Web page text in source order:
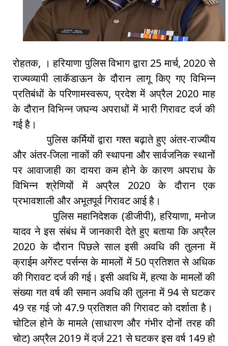
रोहतक, । हरियाणा पुलिस विभाग द्वारा 25 मार्च, 2020 से
राज्यव्यापी लाकॅडाऊन के दौरान लागू किए गए विभिन्न
प्रतिबंधों के परिणामस्वरूप, प्रदेश में अप्रैल 2020 माह
के दौरान विभिन्न जघन्य अपराधों में भारी गिरावट दर्ज की
गई है।
पुलिस कर्मियों द्वारा गश्त बढ़ाते हुए अंतर-राज्यीय
और अंतर-जिला नाकों की स्थापना और सार्वजनिक स्थानों
पर आवाजाही का दायरा कम होने के कारण अपराध के
विभिन्न श्रेणियों में अप्रैल 2020 के दौरान एक
प्रभावशाली और अभूतपूर्व गिरावट आई है।
पुलिस महानिदेशक (डीजीपी), हरियाणा, मनोज
यादव ने इस संबंध में जानकारी देते हुए बताया कि अप्रैल
2020 के दौरान पिछले साल इसी अवधि की तुलना में
क्राईम अगेंस्ट पर्सन्स के मामलों में 50 प्रतिशत से अधिक
की गिरावट दर्ज की गई। इसी अवधि में, हत्या के मामलों की
संख्या गत वर्ष की समान अवधि की तुलना में 94 से घटकर
49 रह गई जो 47.9 प्रतिशत की गिरावट को दर्शाता है।
चोटिल होने के मामले (साधारण और गंभीर दोनों तरह की
चोट) अप्रैल 2019 में दर्ज 221 से घटकर इस वर्ष 149 हो